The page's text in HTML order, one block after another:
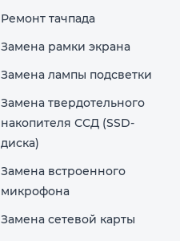
Ремонт тачпада
Замена рамки экрана
Замена лампы подсветки
Замена твердотельного
накопителя ССД (SSD-
диска)
Замена встроенного
микрофона
Замена сетевой карты